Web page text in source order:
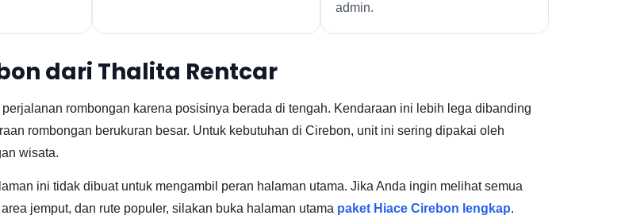
admin.
dari Thalita Rentcar
rombongan karena posisinya berada di tengah. Kendaraan ini lebih lega dibanding
rombongan berukuran besar. Untuk kebutuhan di Cirebon, unit ini sering dipakai oleh
wisata.
ini tidak dibuat untuk mengambil peran halaman utama. Jika Anda ingin melihat semua
jemput, dan rute populer, silakan buka halaman utama paket Hiace Cirebon lengkap.